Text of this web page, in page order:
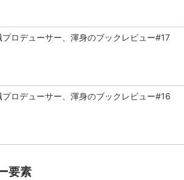
ロデューサー、渾身のブックレビュー#17
ロデューサー、渾身のブックレビュー#16
要素